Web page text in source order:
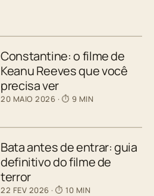
Constantine: o filme de
Keanu Reeves que você
precisa ver
20 MAIO 2026 · ⏱ 9 MIN
Bata antes de entrar: guia
definitivo do filme de
terror
22 FEV 2026 · ⏱ 10 MIN